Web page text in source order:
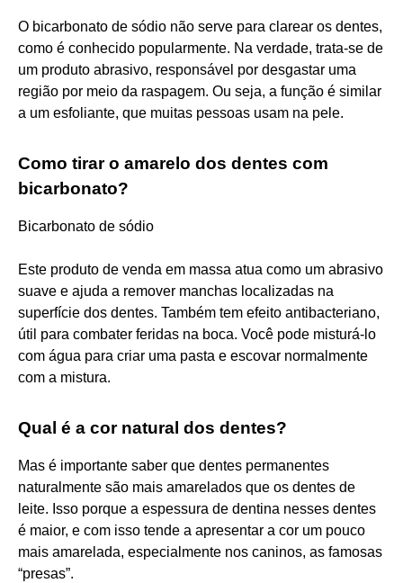
O bicarbonato de sódio não serve para clarear os dentes,
como é conhecido popularmente. Na verdade, trata-se de
um produto abrasivo, responsável por desgastar uma
região por meio da raspagem. Ou seja, a função é similar
a um esfoliante, que muitas pessoas usam na pele.
Como tirar o amarelo dos dentes com
bicarbonato?
Bicarbonato de sódio
Este produto de venda em massa atua como um abrasivo
suave e ajuda a remover manchas localizadas na
superfície dos dentes. Também tem efeito antibacteriano,
útil para combater feridas na boca. Você pode misturá-lo
com água para criar uma pasta e escovar normalmente
com a mistura.
Qual é a cor natural dos dentes?
Mas é importante saber que dentes permanentes
naturalmente são mais amarelados que os dentes de
leite. Isso porque a espessura de dentina nesses dentes
é maior, e com isso tende a apresentar a cor um pouco
mais amarelada, especialmente nos caninos, as famosas
“presas”.